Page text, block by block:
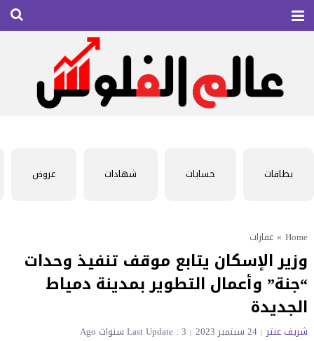
بطاقات حسابات شهادات عروض
Home
» عقارات
وزير الإسكان يتابع موقف تنفيذ وحدات
“جنة” وأعمال التطوير بمدينة دمياط
الجديدة
شريف عنتر 24 سبتمبر 2023 Last Update : 3 سنوات Ago